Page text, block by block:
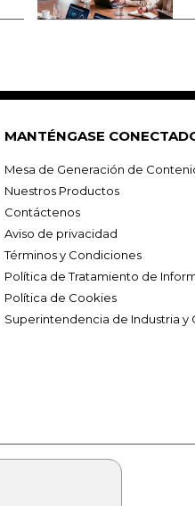
MANTÉNGASE
Mesa de Generación de
Nuestros Productos
Contáctenos
Aviso de privacidad
Términos y Condiciones
Política de Tratamiento de
Política de Cookies
Superintendencia de Industria y